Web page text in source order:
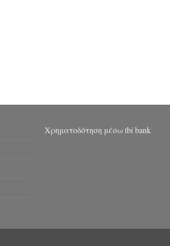
Χρηματοδότηση μέσω tbi bank